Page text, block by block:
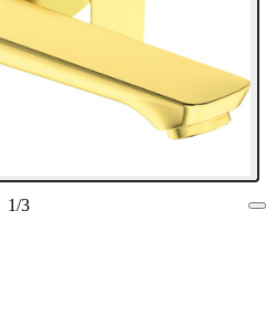
1/3